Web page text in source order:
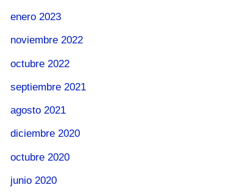
enero 2023
noviembre 2022
octubre 2022
septiembre 2021
agosto 2021
diciembre 2020
octubre 2020
junio 2020